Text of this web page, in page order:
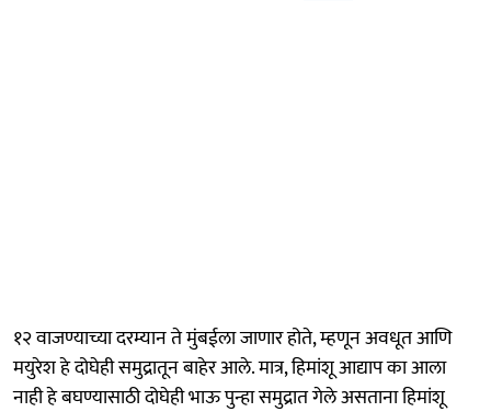
१२ वाजण्याच्या दरम्यान ते मुंबईला जाणार होते, म्हणून अवधूत आणि
मयुरेश हे दोघेही समुद्रातून बाहेर आले. मात्र, हिमांशू आद्याप का आला
नाही हे बघण्यासाठी दोघेही भाऊ पुन्हा समुद्रात गेले असताना हिमांशू